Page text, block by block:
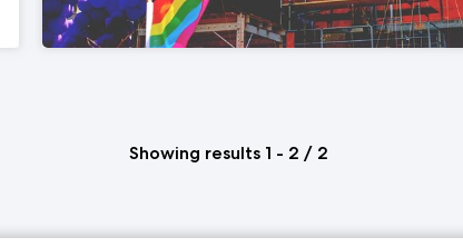
Showing results 1 - 2 / 2